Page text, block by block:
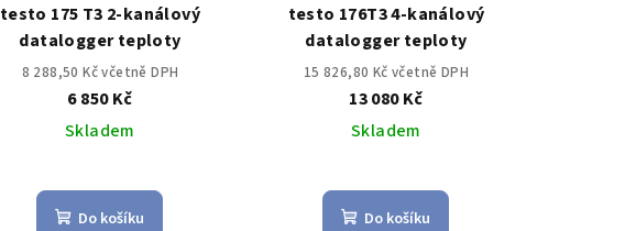
testo 175 T3 2-kanálový
datalogger teploty
8 288,50 Kč včetně DPH
6 850 Kč
Skladem
Do košíku
testo 176T3 4-kanálový
datalogger teploty
15 826,80 Kč včetně DPH
13 080 Kč
Skladem
Do košíku